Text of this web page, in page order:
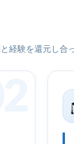
経験を還元し合